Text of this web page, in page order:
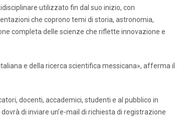
utilizzato fin dal suo inizio, con
che coprono temi di storia, astronomia,
completa delle scienze che riflette innovazione e
e della ricerca scientifica messicana», afferma il
docenti, accademici, studenti e al pubblico in
di inviare un’e-mail di richiesta di registrazione